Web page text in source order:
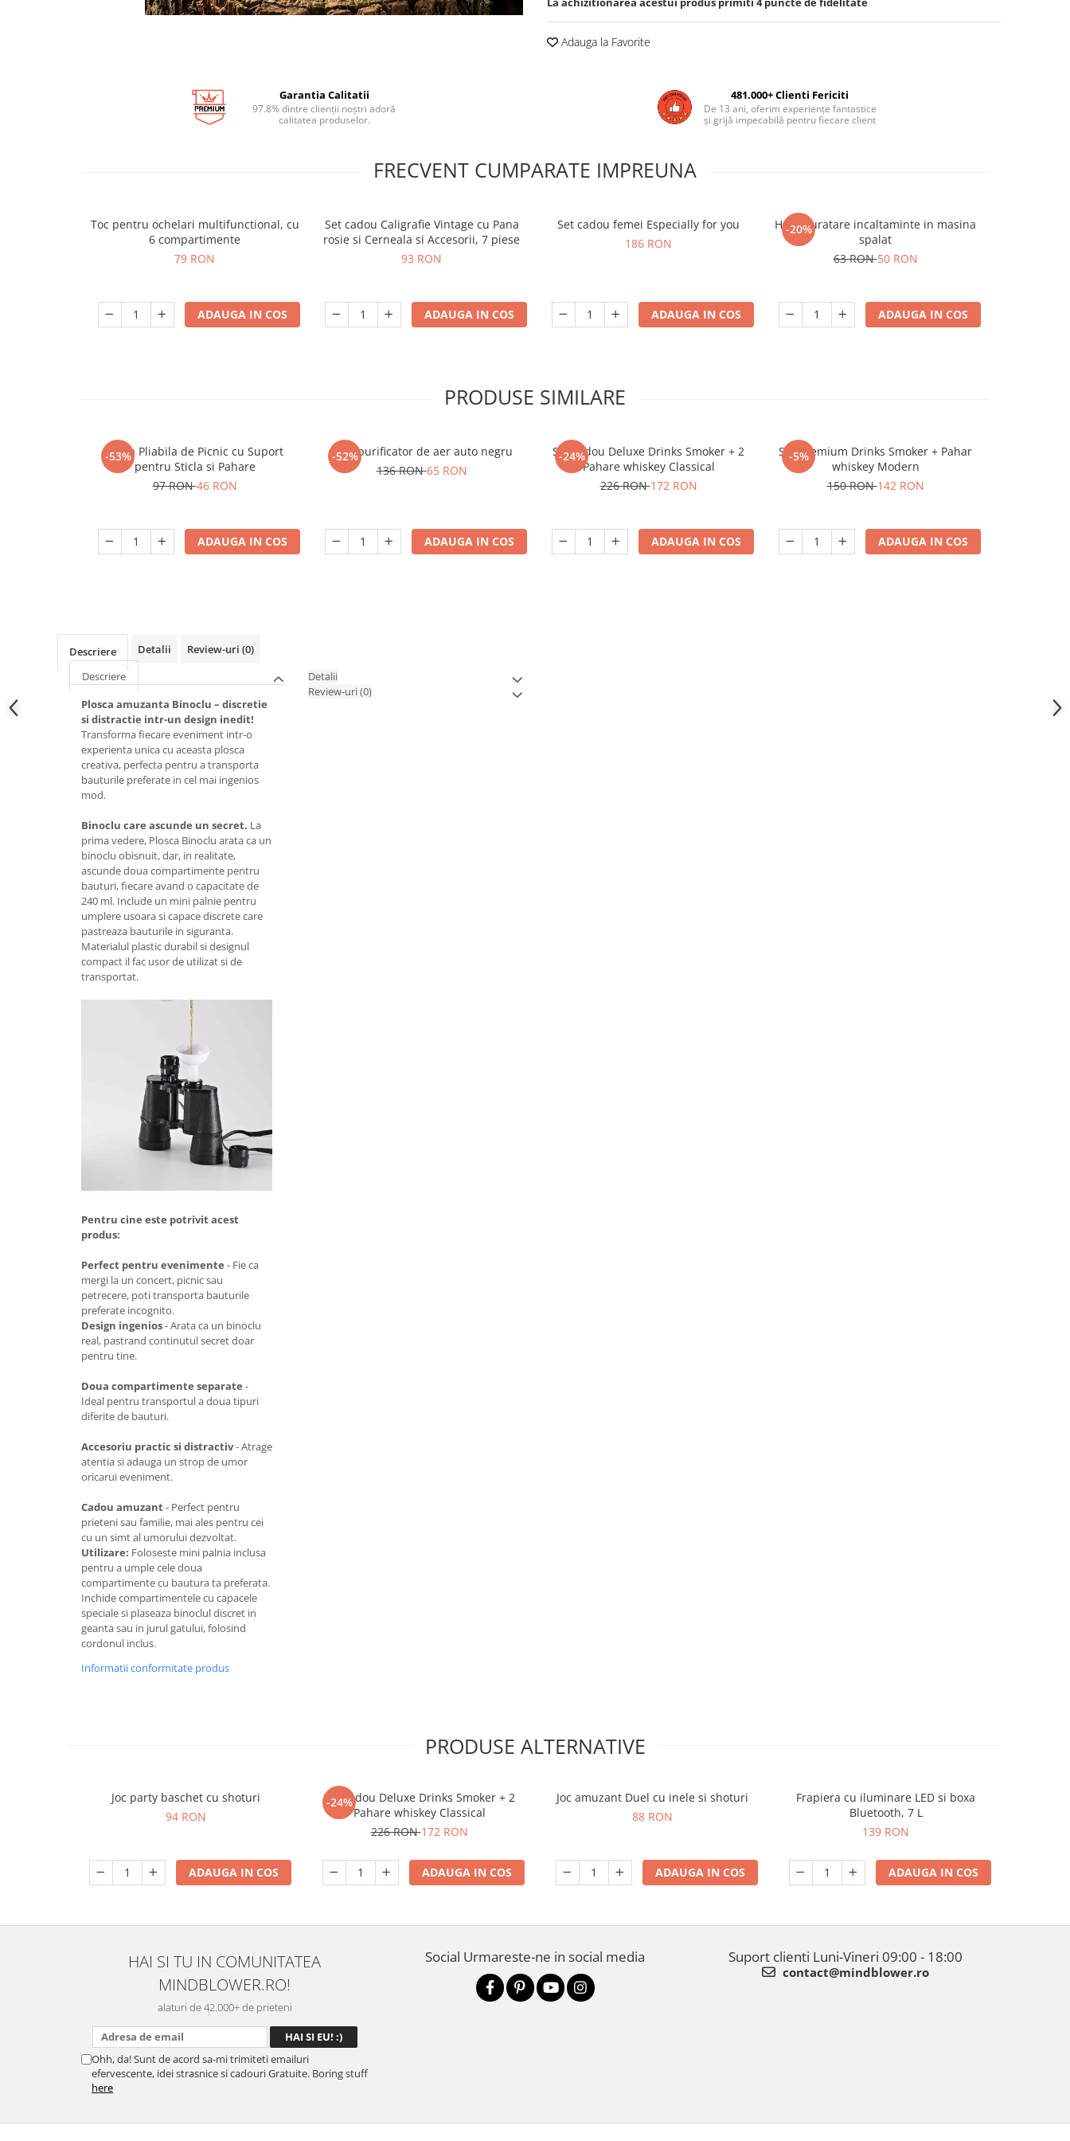
Adauga la Favorite
Garantia Calitatii
97.8% dintre clienții noștri adoră
calitatea produselor.
481.000+ Clienti Fericiti
De 13 ani, oferim experiențe fantastice
și grijă impecabilă pentru fiecare client
FRECVENT CUMPARATE IMPREUNA
Toc pentru ochelari multifunctional, cu
6 compartimente
79 RON
ADAUGA IN COS
Set cadou Caligrafie Vintage cu Pana
rosie si Cerneala si Accesorii, 7 piese
93 RON
ADAUGA IN COS
Set cadou femei Especially for you
186 RON
ADAUGA IN COS
-20%
Husa curatare incaltaminte in masina
spalat
63 RON50 RON
ADAUGA IN COS
PRODUSE SIMILARE
-53%
Masa Pliabila de Picnic cu Suport
pentru Sticla si Pahare
97 RON46 RON
ADAUGA IN COS
-52%
Mini purificator de aer auto negru
136 RON65 RON
ADAUGA IN COS
-24%
Set cadou Deluxe Drinks Smoker + 2
Pahare whiskey Classical
226 RON172 RON
ADAUGA IN COS
-5%
Set premium Drinks Smoker + Pahar
whiskey Modern
150 RON142 RON
ADAUGA IN COS
Descriere Detalii Review-uri (0)
Descriere
Plosca amuzanta Binoclu – discretie
si distractie intr-un design inedit!
Transforma fiecare eveniment intr-o
experienta unica cu aceasta plosca
creativa, perfecta pentru a transporta
bauturile preferate in cel mai ingenios
mod.
Binoclu care ascunde un secret. La
prima vedere, Plosca Binoclu arata ca un
binoclu obisnuit, dar, in realitate,
ascunde doua compartimente pentru
bauturi, fiecare avand o capacitate de
240 ml. Include un mini palnie pentru
umplere usoara si capace discrete care
pastreaza bauturile in siguranta.
Materialul plastic durabil si designul
compact il fac usor de utilizat si de
transportat.
Pentru cine este potrivit acest
produs:
Perfect pentru evenimente - Fie ca
mergi la un concert, picnic sau
petrecere, poti transporta bauturile
preferate incognito.
Design ingenios- Arata ca un binoclu
real, pastrand continutul secret doar
pentru tine.
Doua compartimente separate -
Ideal pentru transportul a doua tipuri
diferite de bauturi.
Accesoriu practic si distractiv- Atrage
atentia si adauga un strop de umor
oricarui eveniment.
Cadou amuzant- Perfect pentru
prieteni sau familie, mai ales pentru cei
cu un simt al umorului dezvoltat.
Utilizare: Foloseste mini palnia inclusa
pentru a umple cele doua
compartimente cu bautura ta preferata.
Inchide compartimentele cu capacele
speciale si plaseaza binoclul discret in
geanta sau in jurul gatului, folosind
cordonul inclus.
Informatii conformitate produs
Detalii
Review-uri(0)
PRODUSE ALTERNATIVE
Joc party baschet cu shoturi
94 RON
ADAUGA IN COS
-24%
Set cadou Deluxe Drinks Smoker + 2
Pahare whiskey Classical
226 RON172 RON
ADAUGA IN COS
Joc amuzant Duel cu inele si shoturi
88 RON
ADAUGA IN COS
Frapiera cu iluminare LED si boxa
Bluetooth, 7 L
139 RON
ADAUGA IN COS
HAI SI TU IN COMUNITATEA
MINDBLOWER.RO!
alaturi de 42.000+ de prieteni
Ohh, da! Sunt de acord sa-mi trimiteti emailuri
efervescente, idei strasnice si cadouri Gratuite. Boring stuff
here
Social Urmareste-ne in social media Suport clienti Luni-Vineri 09:00 - 18:00
contact@mindblower.ro